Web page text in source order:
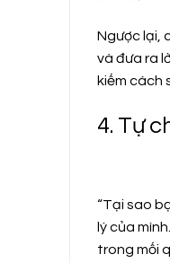
Ngược lại,
và đưa ra
kiếm cách
4. Tự
“Tại sao
lý của
trong mối